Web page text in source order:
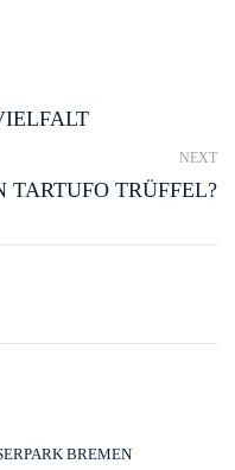
BREMEN
NEXT
TARTUFO TRÜFFEL?